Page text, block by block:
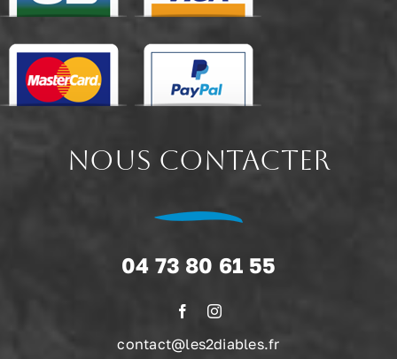
NOUS CONTACTER
04 73 80 61 55
contact@les2diables.fr